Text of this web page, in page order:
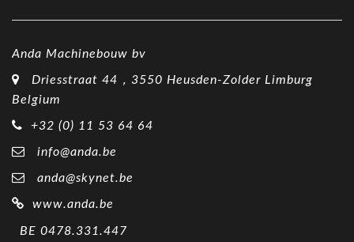
Anda Machinebouw bv
Driesstraat 44，3550 Heusden-Zolder Limburg
Belgium
+32 (0) 11 53 64 64
info@anda.be
anda@skynet.be
www.anda.be
BE 0478.331.447